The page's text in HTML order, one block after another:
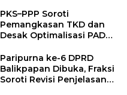
Terukur sebagai
Penyangga IKN
PKS–PPP Soroti
Pemangkasan TKD dan
Desak Optimalisasi PAD
Balikpapan 2026
Paripurna ke-6 DPRD
Balikpapan Dibuka, Fraksi
Soroti Revisi Penjelasan